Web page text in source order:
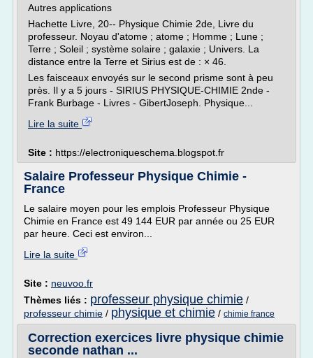
Autres applications
Hachette Livre, 20-- Physique Chimie 2de, Livre du
professeur. Noyau d'atome ; atome ; Homme ; Lune ;
Terre ; Soleil ; système solaire ; galaxie ; Univers. La
distance entre la Terre et Sirius est de : × 46.
Les faisceaux envoyés sur le second prisme sont à peu
près. Il y a 5 jours - SIRIUS PHYSIQUE-CHIMIE 2nde -
Frank Burbage - Livres - GibertJoseph. Physique...
Lire la suite
Site : https://electroniqueschema.blogspot.fr
Salaire Professeur Physique Chimie -
France
Le salaire moyen pour les emplois Professeur Physique
Chimie en France est 49 144 EUR par année ou 25 EUR
par heure. Ceci est environ...
Lire la suite
Site : neuvoo.fr
Thèmes liés : professeur physique chimie /
professeur chimie / physique et chimie / chimie france
Correction exercices livre physique chimie
seconde nathan ...